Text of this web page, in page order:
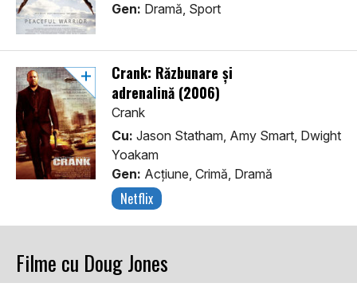
Gen: Dramă, Sport
Crank: Răzbunare şi
adrenalină (2006)
Crank
Cu: Jason Statham, Amy Smart, Dwight
Yoakam
Gen: Acţiune, Crimă, Dramă
Netflix
Filme cu Doug Jones